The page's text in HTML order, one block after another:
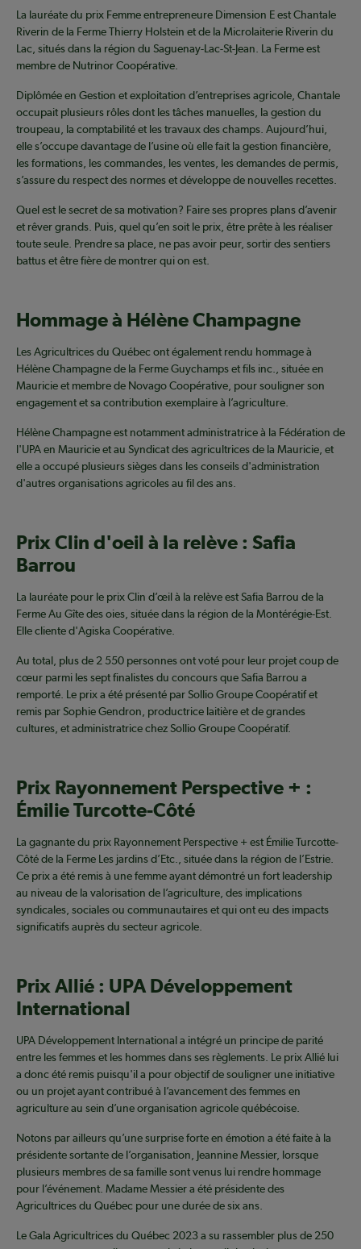
La lauréate du prix Femme entrepreneure Dimension E est Chantale
Riverin de la Ferme Thierry Holstein et de la Microlaiterie Riverin du
Lac, situés dans la région du Saguenay-Lac-St-Jean. La Ferme est
membre de Nutrinor Coopérative.
Diplômée en Gestion et exploitation d’entreprises agricole, Chantale
occupait plusieurs rôles dont les tâches manuelles, la gestion du
troupeau, la comptabilité et les travaux des champs. Aujourd’hui,
elle s’occupe davantage de l’usine où elle fait la gestion financière,
les formations, les commandes, les ventes, les demandes de permis,
s’assure du respect des normes et développe de nouvelles recettes.
Quel est le secret de sa motivation? Faire ses propres plans d’avenir
et rêver grands. Puis, quel qu’en soit le prix, être prête à les réaliser
toute seule. Prendre sa place, ne pas avoir peur, sortir des sentiers
battus et être fière de montrer qui on est.
Hommage à Hélène Champagne
Les Agricultrices du Québec ont également rendu hommage à
Hélène Champagne de la Ferme Guychamps et fils inc., située en
Mauricie et membre de Novago Coopérative, pour souligner son
engagement et sa contribution exemplaire à l’agriculture.
Hélène Champagne est notamment administratrice à la Fédération de
l'UPA en Mauricie et au Syndicat des agricultrices de la Mauricie, et
elle a occupé plusieurs sièges dans les conseils d'administration
d'autres organisations agricoles au fil des ans.
Prix Clin d'oeil à la relève : Safia
Barrou
La lauréate pour le prix Clin d’œil à la relève est Safia Barrou de la
Ferme Au Gîte des oies, située dans la région de la Montérégie-Est.
Elle cliente d'Agiska Coopérative.
Au total, plus de 2 550 personnes ont voté pour leur projet coup de
cœur parmi les sept finalistes du concours que Safia Barrou a
remporté. Le prix a été présenté par Sollio Groupe Coopératif et
remis par Sophie Gendron, productrice laitière et de grandes
cultures, et administratrice chez Sollio Groupe Coopératif.
Prix Rayonnement Perspective + :
Émilie Turcotte-Côté
La gagnante du prix Rayonnement Perspective + est Émilie Turcotte-
Côté de la Ferme Les jardins d’Etc., située dans la région de l’Estrie.
Ce prix a été remis à une femme ayant démontré un fort leadership
au niveau de la valorisation de l’agriculture, des implications
syndicales, sociales ou communautaires et qui ont eu des impacts
significatifs auprès du secteur agricole.
Prix Allié : UPA Développement
International
UPA Développement International a intégré un principe de parité
entre les femmes et les hommes dans ses règlements. Le prix Allié lui
a donc été remis puisqu'il a pour objectif de souligner une initiative
ou un projet ayant contribué à l’avancement des femmes en
agriculture au sein d’une organisation agricole québécoise.
Notons par ailleurs qu’une surprise forte en émotion a été faite à la
présidente sortante de l’organisation, Jeannine Messier, lorsque
plusieurs membres de sa famille sont venus lui rendre hommage
pour l’événement. Madame Messier a été présidente des
Agricultrices du Québec pour une durée de six ans.
Le Gala Agricultrices du Québec 2023 a su rassembler plus de 250